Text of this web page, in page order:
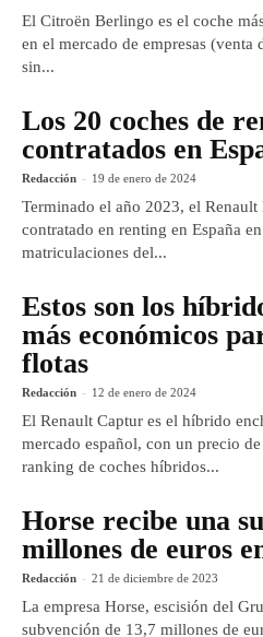
El Citroën Berlingo es el coche
en el mercado de empresas (venta
sin...
Los 20 coches de
contratados en
Redacción - 19 de enero de 2024
Terminado el año 2023, el Renault
contratado en renting en España
matriculaciones del...
Estos son los
más económicos
flotas
Redacción - 12 de enero de 2024
El Renault Captur es el híbrido
mercado español, con un precio
ranking de coches híbridos...
Horse recibe una
millones de euros
Redacción - 21 de diciembre de 2023
La empresa Horse, escisión del
subvención de 13,7 millones de